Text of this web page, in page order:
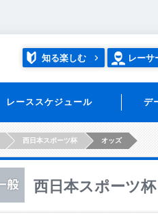
知る楽しむ レーサ
レーススケジュール デ
西日本スポーツ杯 オッズ
西日本スポーツ杯